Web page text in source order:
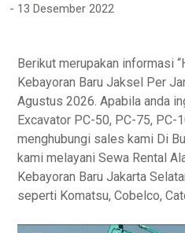
13 Desember 2022
Berikut merupakan informasi
Kebayoran Baru Jaksel Per
Agustus 2026. Apabila anda
Excavator PC-50, PC-75, PC-
menghubungi sales kami Di
kami melayani Sewa Rental
Kebayoran Baru Jakarta
seperti Komatsu, Cobelco,